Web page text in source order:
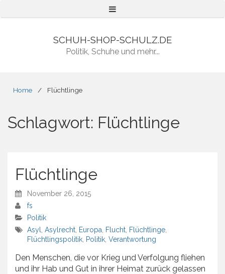
Menu
SCHUH-SHOP-SCHULZ.DE
Politik, Schuhe und mehr...
Home / Flüchtlinge
Schlagwort: Flüchtlinge
Flüchtlinge
November 26, 2015
fs
Politik
Asyl
Asylrecht Europa Flucht Flüchtlinge
Flüchtlingspolitik Politik Verantwortung
Den Menschen, die vor Krieg und Verfolgung fliehen
und ihr Hab und Gut in ihrer Heimat zurück gelassen